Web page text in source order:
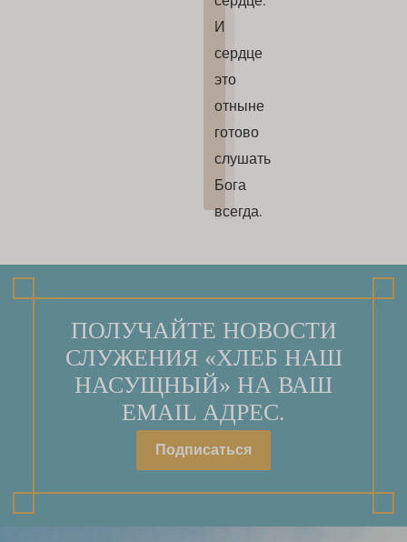
И
сердце
это
отныне
готово
слушать
Бога
всегда.
ПОЛУЧАЙТЕ НОВОСТИ
СЛУЖЕНИЯ «ХЛЕБ НАШ
НАСУЩНЫЙ» НА ВАШ
EMAIL АДРЕС.
Подписаться